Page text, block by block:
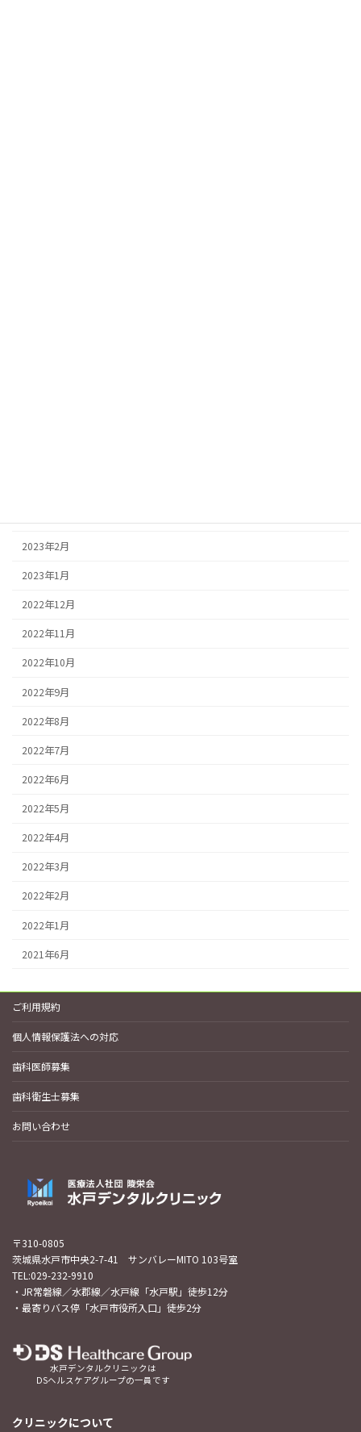
2023年2月
2023年1月
2022年12月
2022年11月
2022年10月
2022年9月
2022年8月
2022年7月
2022年6月
2022年5月
2022年4月
2022年3月
2022年2月
2022年1月
2021年6月
ご利用規約
個人情報保護法への対応
歯科医師募集
歯科衛生士募集
お問い合わせ
〒310-0805
茨城県水戸市中央2-7-41 サンバレーMITO 103号室
TEL:029-232-9910
・JR常磐線／水郡線／水戸線「水戸駅」徒歩12分
・最寄りバス停「水戸市役所入口」徒歩2分
水戸デンタルクリニックは
DSヘルスケアグループの一員です
クリニックについて